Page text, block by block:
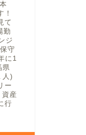
！
て
勤
ジ
守
に1
県
人)
ー
産
行